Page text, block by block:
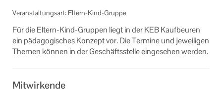
Veranstaltungsart: Eltern-Kind-Gruppe
Für die Eltern-​Kind-Gruppen liegt in der KEB Kauf­beu­ren
ein päd­ago­gi­sches Kon­zept vor. Die Ter­mi­ne und je­wei­li­gen
The­men kön­nen in der Ge­schäfts­stel­le ein­ge­se­hen wer­den.
Mitwirkende
Formulare
Links
Unser Auftrag
Machen Sie mit!